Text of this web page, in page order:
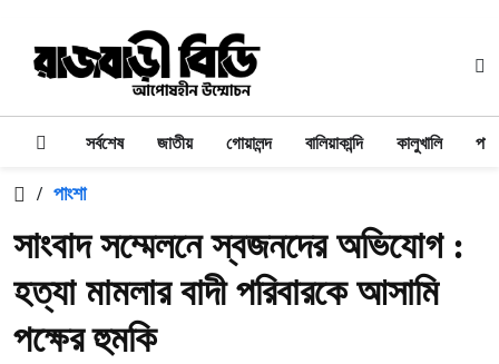
সর্বশেষ জাতীয় গোয়ালন্দ বালিয়াকান্দি কালুখালি
/ পাংশা
সাংবাদ সম্মেলনে স্বজনদের অভিযোগ :
হত্যা মামলার বাদী পরিবারকে আসামি
পক্ষের হুমকি